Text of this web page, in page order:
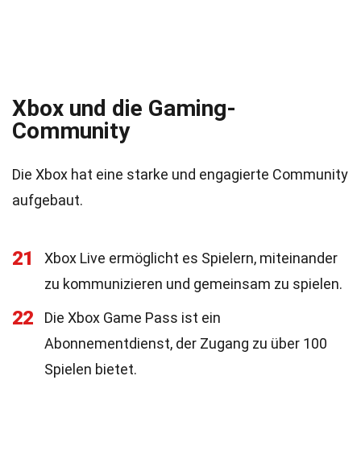
Xbox und die Gaming-
Community
Die Xbox hat eine starke und engagierte Community
aufgebaut.
21
Xbox Live ermöglicht es Spielern, miteinander
zu kommunizieren und gemeinsam zu spielen.
22
Die Xbox Game Pass ist ein
Abonnementdienst, der Zugang zu über 100
Spielen bietet.